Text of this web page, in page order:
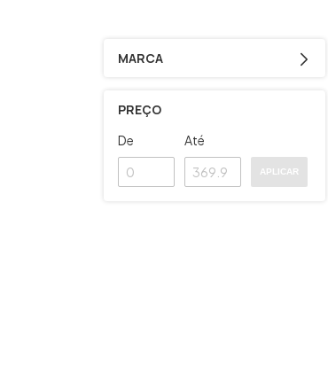
MARCA
PREÇO
De Até
APLICAR